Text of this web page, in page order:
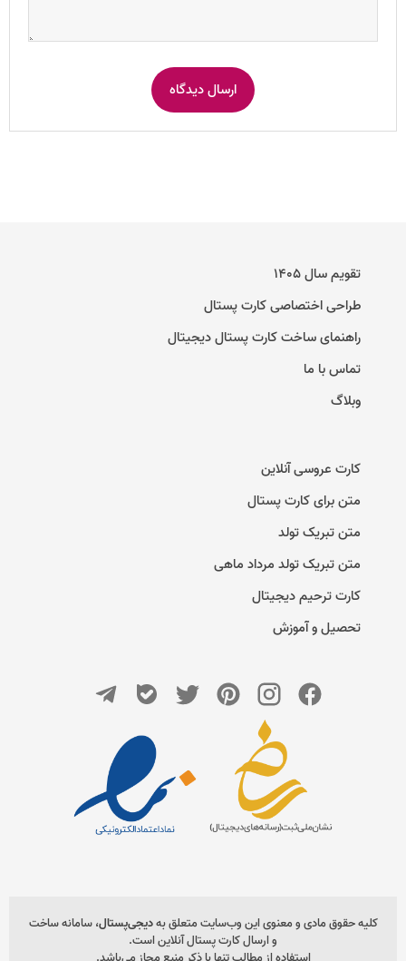
تقویم سال ۱۴۰۵
طراحی اختصاصی کارت پستال
راهنمای ساخت کارت پستال دیجیتال
تماس با ما
وبلاگ
کارت عروسی آنلاین
متن برای کارت پستال
متن تبریک تولد
متن تبریک تولد مرداد ماهی
کارت ترحیم دیجیتال
تحصیل و آموزش
کلیه حقوق مادی و معنوی این وب‌سایت متعلق بهدیجی‌پستال، سامانه ساخت
و ارسال کارت پستال آنلاین است.